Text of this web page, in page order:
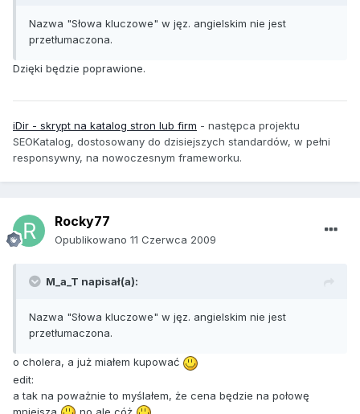
Nazwa "Słowa kluczowe" w jęz. angielskim nie jest
przetłumaczona.
Dzięki będzie poprawione.
iDir - skrypt na katalog stron lub firm - następca projektu
SEOKatalog, dostosowany do dzisiejszych standardów, w pełni
responsywny, na nowoczesnym frameworku.
Rocky77
Opublikowano 11 Czerwca 2009
M_a_T napisał(a):
Nazwa "Słowa kluczowe" w jęz. angielskim nie jest
przetłumaczona.
o cholera, a już miałem kupować
edit:
a tak na poważnie to myślałem, że cena będzie na połowę